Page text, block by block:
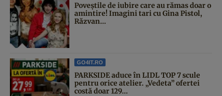
Poveştile de iubire care au rămas doar o
amintire! Imagini tari cu Gina Pistol,
Răzvan...
GO4IT.RO
PARKSIDE aduce în LIDL TOP 7 scule
pentru orice atelier. „Vedeta” ofertei
costă doar 129...